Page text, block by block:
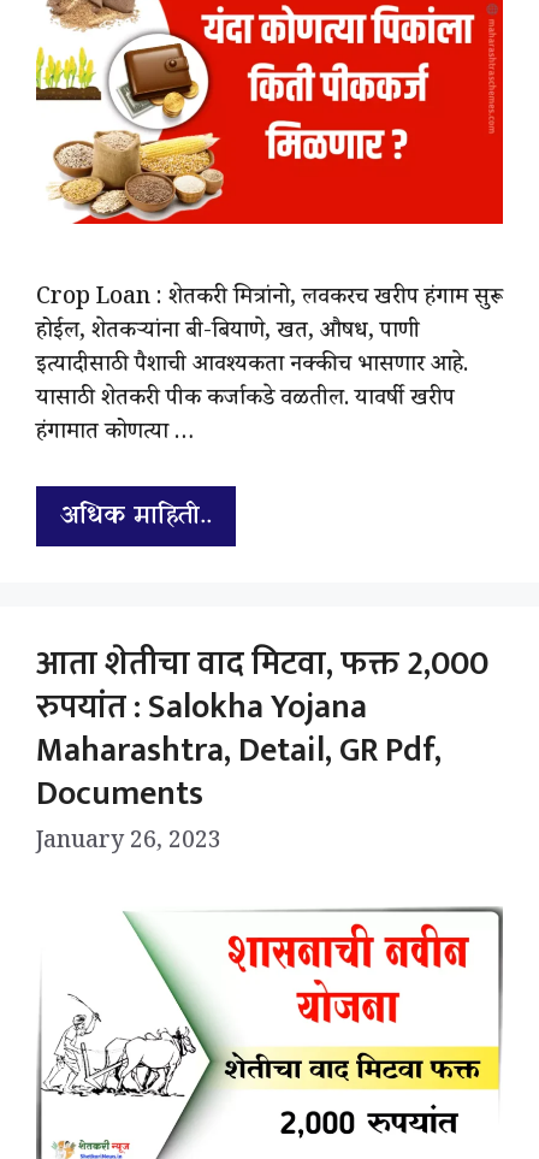
Crop Loan : शेतकरी मित्रांनो, लवकरच खरीप हंगाम सुरू
होईल, शेतकऱ्यांना बी-बियाणे, खत, औषध, पाणी
इत्यादीसाठी पैशाची आवश्यकता नक्कीच भासणार आहे.
यासाठी शेतकरी पीक कर्जाकडे वळतील. यावर्षी खरीप
हंगामात कोणत्या …
अधिक माहिती..
आता शेतीचा वाद मिटवा, फक्त 2,000
रुपयांत : Salokha Yojana
Maharashtra, Detail, GR Pdf,
Documents
January 26, 2023